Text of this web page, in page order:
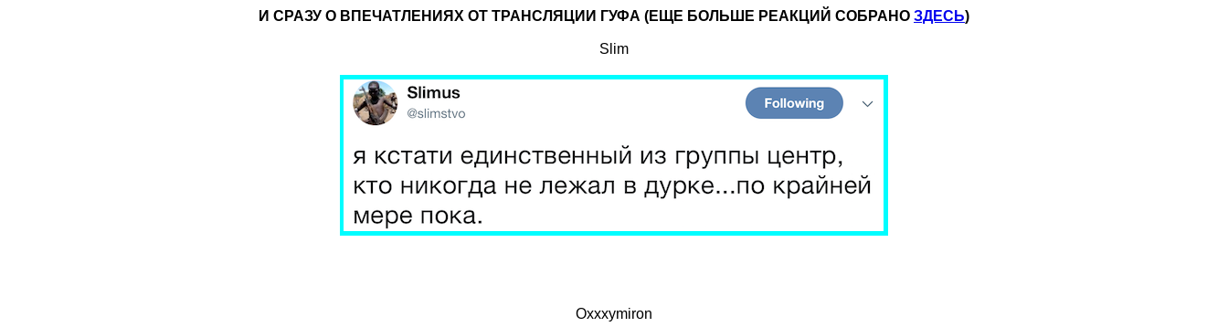
И СРАЗУ О ВПЕЧАТЛЕНИЯХ ОТ ТРАНСЛЯЦИИ ГУФА (ЕЩЕ БОЛЬШЕ РЕАКЦИЙ СОБРАНО ЗДЕСЬ)
Slim
Охххymiron